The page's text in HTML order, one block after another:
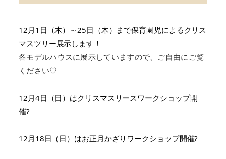
12月1日（木）～25日（木）まで保育園児によるクリス
マスツリー展示します！
各モデルハウスに展示していますので、ご自由にご覧
ください♡
12月4日（日）はクリスマスリースワークショップ開
催?
12月18日（日）はお正月かざりワークショップ開催?